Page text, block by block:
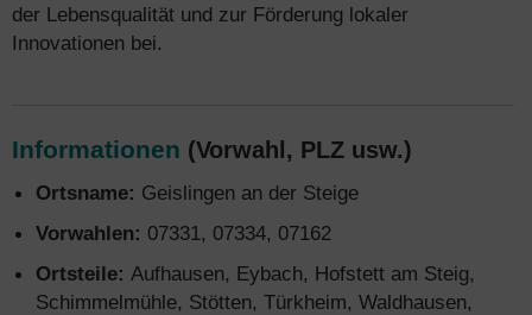
der Lebensqualität und zur Förderung lokaler
Innovationen bei.
Informationen (Vorwahl, PLZ usw.)
Ortsname: Geislingen an der Steige
Vorwahlen: 07331, 07334, 07162
Ortsteile: Aufhausen, Eybach, Hofstett am Steig,
Schimmelmühle, Stötten, Türkheim, Waldhausen,